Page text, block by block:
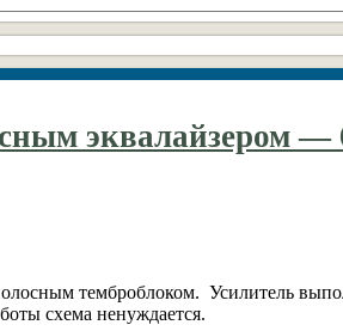
эквалайзером
темброблоком. Усилитель
схема ненуждается.